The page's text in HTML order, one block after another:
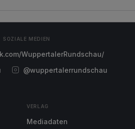
SOZIALE MEDIEN
WuppertalerRundschau/
@wuppertalerrundschau
VERLAG
Mediadaten